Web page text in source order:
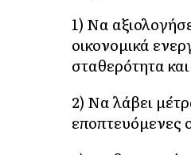
1) Να
οικονομικά
σταθερότητα
2) Να λάβει
εποπτευόμενες